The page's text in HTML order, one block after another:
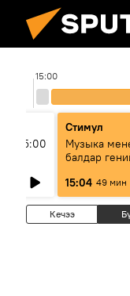
15:00
15:00
Стимул
Музыка
балдар
Кыргыздын
музыканын
15:04 49 мин
Кечээ